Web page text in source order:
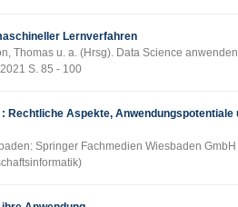
Lernverfahren
Thomas u. a. (Hrsg). Data Science
S. 85 - 100
Rechtliche Aspekte, Anwendungspotentiale
Springer Fachmedien Wiesbaden GmbH